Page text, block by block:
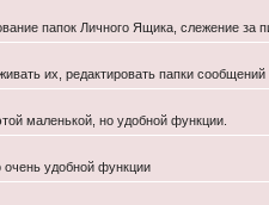
папок Личного Ящика, слежение за
их, редактировать папки
маленькой, но удобной функции.
удобной функции